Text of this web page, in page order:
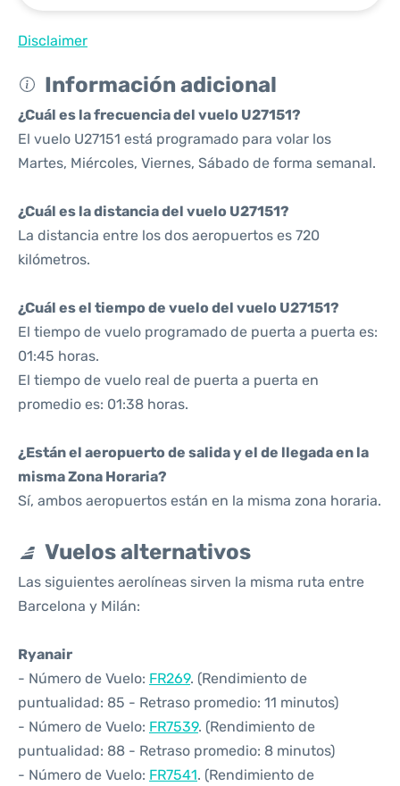
Disclaimer
Información adicional
¿Cuál es la frecuencia del vuelo U27151?
El vuelo U27151 está programado para volar los
Martes, Miércoles, Viernes, Sábado de forma semanal.
¿Cuál es la distancia del vuelo U27151?
La distancia entre los dos aeropuertos es 720
kilómetros.
¿Cuál es el tiempo de vuelo del vuelo U27151?
El tiempo de vuelo programado de puerta a puerta es:
01:45 horas.
El tiempo de vuelo real de puerta a puerta en
promedio es: 01:38 horas.
¿Están el aeropuerto de salida y el de llegada en la
misma Zona Horaria?
Sí, ambos aeropuertos están en la misma zona horaria.
Vuelos alternativos
Las siguientes aerolíneas sirven la misma ruta entre
Barcelona y Milán:
Ryanair
- Número de Vuelo: FR269. (Rendimiento de
puntualidad: 85 - Retraso promedio: 11 minutos)
- Número de Vuelo: FR7539. (Rendimiento de
puntualidad: 88 - Retraso promedio: 8 minutos)
- Número de Vuelo: FR7541. (Rendimiento de